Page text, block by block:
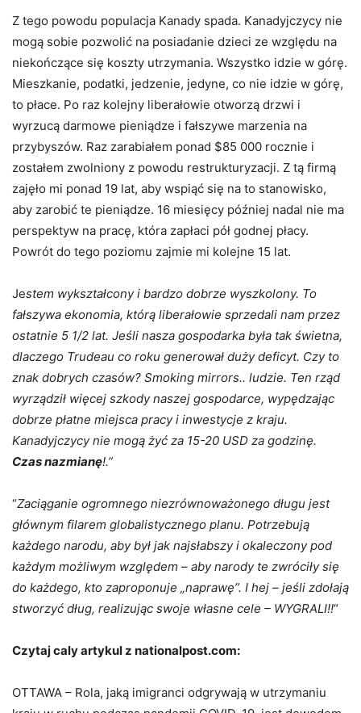
Z tego powodu populacja Kanady spada. Kanadyjczycy nie
mogą sobie pozwolić na posiadanie dzieci ze względu na
niekończące się koszty utrzymania. Wszystko idzie w górę.
Mieszkanie, podatki, jedzenie, jedyne, co nie idzie w górę,
to płace. Po raz kolejny liberałowie otworzą drzwi i
wyrzucą darmowe pieniądze i fałszywe marzenia na
przybyszów. Raz zarabiałem ponad $85 000 rocznie i
zostałem zwolniony z powodu restrukturyzacji. Z tą firmą
zajęło mi ponad 19 lat, aby wspiąć się na to stanowisko,
aby zarobić te pieniądze. 16 miesięcy później nadal nie ma
perspektyw na pracę, która zapłaci pół godnej płacy.
Powrót do tego poziomu zajmie mi kolejne 15 lat.
Jestem wykształcony i bardzo dobrze wyszkolony. To
fałszywa ekonomia, którą liberałowie sprzedali nam przez
ostatnie 5 1/2 lat. Jeśli nasza gospodarka była tak świetna,
dlaczego Trudeau co roku generował duży deficyt. Czy to
znak dobrych czasów? Smoking mirrors.. ludzie. Ten rząd
wyrządził więcej szkody naszej gospodarce, wypędzając
dobrze płatne miejsca pracy i inwestycje z kraju.
Kanadyjczycy nie mogą żyć za 15-20 USD za godzinę.
Czas nazmianę!.”
“Zaciąganie ogromnego niezrównoważonego długu jest
głównym filarem globalistycznego planu. Potrzebują
każdego narodu, aby był jak najsłabszy i okaleczony pod
każdym możliwym względem – aby narody te zwróciły się
do każdego, kto zaproponuje „naprawę”. I hej – jeśli zdołają
stworzyć dług, realizując swoje własne cele – WYGRALI!!“
Czytaj caly artykul z nationalpost.com:
OTTAWA – Rola, jaką imigranci odgrywają w utrzymaniu